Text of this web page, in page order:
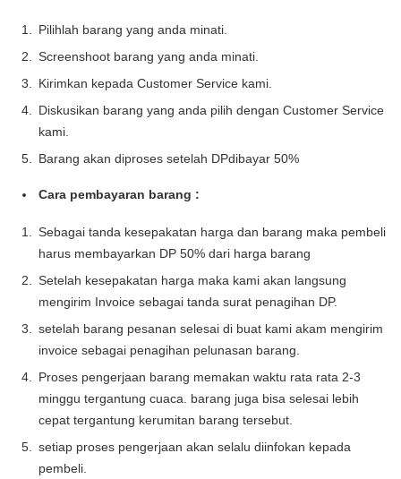
Pilihlah barang yang anda minati.
Screenshoot barang yang anda minati.
Kirimkan kepada Customer Service kami.
Diskusikan barang yang anda pilih dengan Customer Service
kami.
Barang akan diproses setelah DPdibayar 50%
Cara pembayaran barang :
Sebagai tanda kesepakatan harga dan barang maka pembeli
harus membayarkan DP 50% dari harga barang
Setelah kesepakatan harga maka kami akan langsung
mengirim Invoice sebagai tanda surat penagihan DP.
setelah barang pesanan selesai di buat kami akam mengirim
invoice sebagai penagihan pelunasan barang.
Proses pengerjaan barang memakan waktu rata rata 2-3
minggu tergantung cuaca. barang juga bisa selesai lebih
cepat tergantung kerumitan barang tersebut.
setiap proses pengerjaan akan selalu diinfokan kepada
pembeli.